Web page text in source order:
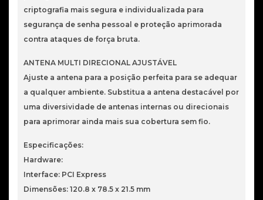
criptografia mais segura e individualizada para
segurança de senha pessoal e proteção aprimorada
contra ataques de força bruta.
ANTENA MULTI DIRECIONAL AJUSTÁVEL
Ajuste a antena para a posição perfeita para se adequar
a qualquer ambiente. Substitua a antena destacável por
uma diversividade de antenas internas ou direcionais
para aprimorar ainda mais sua cobertura sem fio.
Especificações:
Hardware:
Interface: PCI Express
Dimensões: 120.8 x 78.5 x 21.5 mm